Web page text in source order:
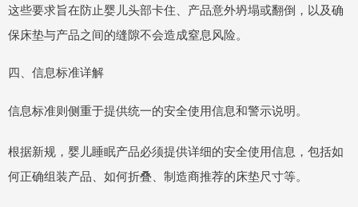
这些要求旨在防止婴儿头部卡住、产品意外坍塌或翻倒，以及确
保床垫与产品之间的缝隙不会造成窒息风险。
四、信息标准详解
信息标准则侧重于提供统一的安全使用信息和警示说明。
根据新规，婴儿睡眠产品必须提供详细的安全使用信息，包括如
何正确组装产品、如何折叠、制造商推荐的床垫尺寸等。